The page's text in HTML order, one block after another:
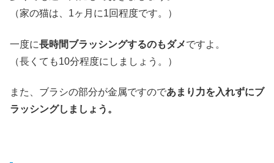
（家の猫は、1ヶ月に1回程度です。）
一度に長時間ブラッシングするのもダメですよ。
（長くても10分程度にしましょう。）
また、ブラシの部分が金属ですのであまり力を入れずにブ
ラッシングしましょう。